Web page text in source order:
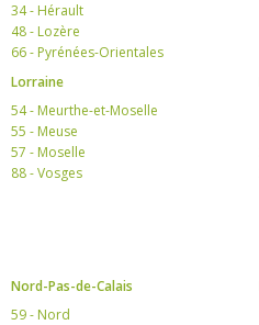
34 - Hérault
48 - Lozère
66 - Pyrénées-Orientales
Lorraine
54 - Meurthe-et-Moselle
55 - Meuse
57 - Moselle
88 - Vosges
Nord-Pas-de-Calais
59 - Nord